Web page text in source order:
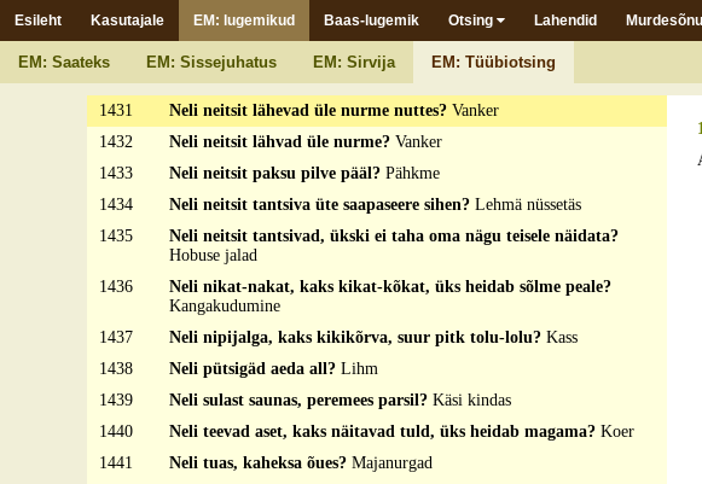
Esileht Kasutajale EM: lugemikud Baas-lugemik Otsing Lahendid Murdesõnu
EM: Saateks EM: Sissejuhatus EM: Sirvija EM: Tüübiotsing
1429
Neli neitsit jooksevad nurme mööda, üks ei saa ühte ega teine teist
1430
Neli neitsit kusevad ühte auku?Lehmalüpsmine
1431
Neli neitsit lähevad üle nurme nuttes? Vanker
1432
Neli neitsit lähvad üle nurme? Vanker
1433
Neli neitsit paksu pilve pääl? Pähkme
1434
Neli neitsit tantsiva üte saapaseere sihen? Lehmä nüssetäs
1435
Neli neitsit tantsivad, ükski ei taha oma nägu teisele näidata?
Hobuse jalad
1436
Neli nikat-nakat, kaks kikat-kõkat, üks heidab sõlme peale?
Kangakudumine
1437
Neli nipijalga, kaks kikikõrva, suur pitk tolu-lolu? Kass
1438
Neli pütsigäd aeda all? Lihm
1439
Neli sulast saunas, peremees parsil? Käsi kindas
1440
Neli teevad aset, kaks näitavad tuld, üks heidab magama? Koer
1441
Neli tuas, kaheksa õues? Majanurgad